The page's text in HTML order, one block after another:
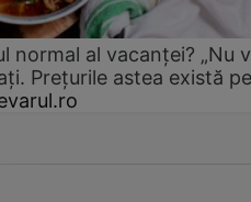
normal al vacanței? „Nu
Prețurile astea există